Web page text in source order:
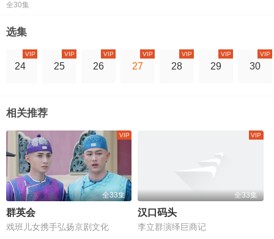
全30集
选集
24
VIP
25
VIP
26
VIP
27
VIP
28
VIP
29
VIP
30
VIP
相关推荐
全33集
群英会
戏班儿女携手弘扬京剧文化
全33集
汉口码头
李立群演绎巨商记